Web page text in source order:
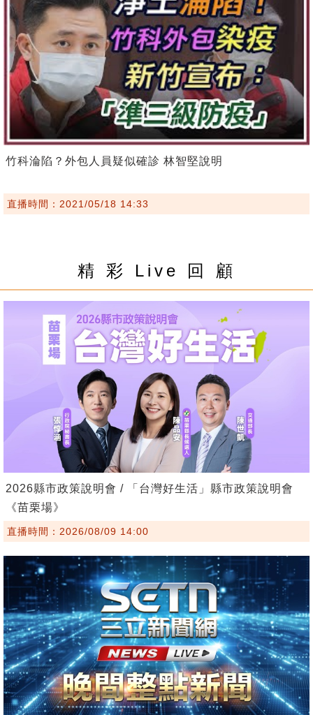
竹科淪陷？外包人員疑似確診 林智堅說明
直播時間：2021/05/18 14:33
精 彩 Live 回 顧
2026縣市政策說明會 / 「台灣好生活」縣市政策說明會
《苗栗場》
直播時間：2026/08/09 14:00